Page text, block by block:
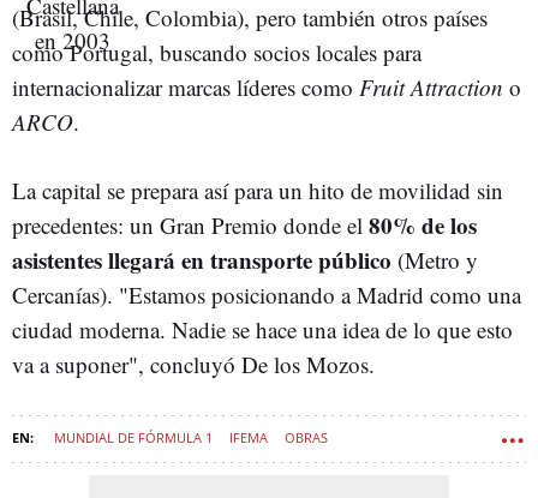
(Brasil, Chile, Colombia), pero también otros países
como Portugal, buscando socios locales para
internacionalizar marcas líderes como Fruit Attraction o
ARCO.
La capital se prepara así para un hito de movilidad sin
precedentes: un Gran Premio donde el 80% de los
asistentes llegará en transporte público (Metro y
Cercanías). "Estamos posicionando a Madrid como una
ciudad moderna. Nadie se hace una idea de lo que esto
va a suponer", concluyó De los Mozos.
MUNDIAL DE FÓRMULA 1 IFEMA OBRAS